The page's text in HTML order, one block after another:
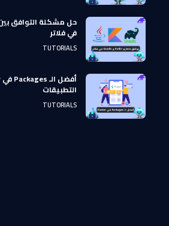
في فلاتر
TUTORIALS
التطبيقات
TUTORIALS